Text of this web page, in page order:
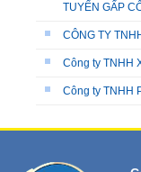
TUYỂN GẤP
CÔNG TY
Công ty TNHH
Công ty TNHH